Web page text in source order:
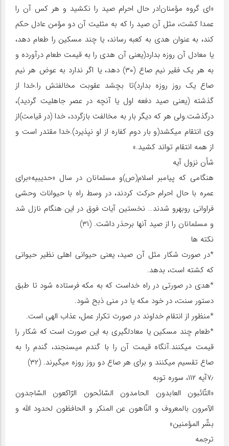
«ای گروه مؤمنان!در حال احرام صید را نکشید و هر کس آن را
عمدا کشت، مثل آن صید را که به مثلیت آن دو مؤمن عادل حکم
کند، به عنوان هدی به کعبه رساند، یا چند مسکین را طعام دهد،
یا معادل آن روزه بدارد(یعنی آن هدی را به قیمت طعام درآورده و
به هر یک فقیر نیم صاع (۳۰) دهد، یا اگر ندارد به عوض هر نیم
صاع یک روز روزه بدارد)تا بچشد عقوبت مخالفتش را.خدا از
گذشته (یعنی صید دفعه اول یا آن‏چه در عصر جاهلیت گردید)،
درگذشت.ولی هر که دیگر بار به مخالفت بازگردد، خدا (در قیامت)از
وی انتقام می‏کشد(و بار دوم کفاره از او نپذیرد).خدا مقتدر است و
از همه انتقام تواند کشید.»
شأن نزول آیه
هنگامی که پیامبر اسلام(ص)و مسلمانان در سال «حدیبیه»برای
عمره با حال احرام حرکت کردند، در وسط راه با حیوانات وحشی
فراوانی روبه‏رو شدند… نخستین آیات فوق در این هنگام نازل شد
و مسلمانان را از صید آن‏ها برحذر داشت. (۳۱)
نکته‏ ها
*در صورت شکار مثل آن صید، یعنی حیوانی اهلی نظیر حیوانی
که کشته است، بدهد.
*هدی در صورتی در راه خداست که به مکه فرستاده شود تا طبق
دستور سنت، در خود مکه یا در منی ذبح شود.
*منظور از انتقام خداوند در صورت تکرار عمل، عذاب الهی است.
*طعام چند مسکین یا معادل‏گیری به این صورت است که شکار را
قیمت می‏کنند.آن‏گاه قیمت آن را با گندم می‏سنجند، گندم را به
صاع تقسیم می‏کنند و برای هر صاع دو روز روزه می‏گیرند. (۳۲)
۷٫آیه ۱۱۲، سوره توبه
«التّائبون العابدون الحامدون السّائحون الرّاکعون السّاجدون
الآمرون بالمعروف و النّاهون عن المنکر و الحافظون لحدود اللّه و
بشّر المؤمنین»
ترجمه